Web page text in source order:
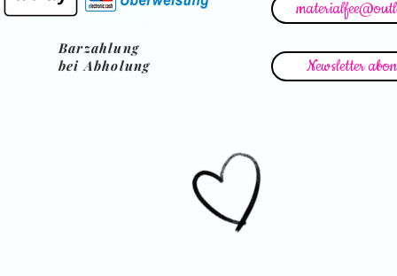
Barzahlung
bei Abholung
Newsletter